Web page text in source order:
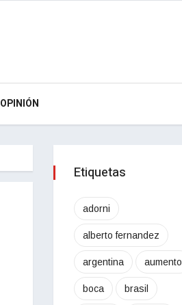
OPINIÓN
Etiquetas
adorni
alberto fernandez
argentina aumento
boca brasil